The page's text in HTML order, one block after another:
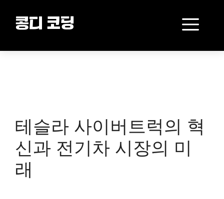
content콩디 코딩
테슬라 사이버트럭의 혁
신과 전기차 시장의 미
래